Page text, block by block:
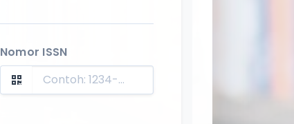
Nomor ISSN